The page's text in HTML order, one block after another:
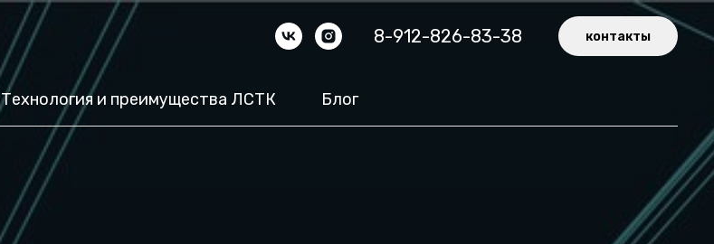
8-912-826-83-38 контакты
Технология и преимущества ЛСТК Блог